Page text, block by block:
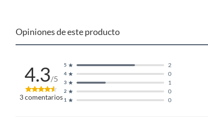
Opiniones de este producto
4.3/5
3comentarios 1 0
2 0
3 1
4 0
5 2